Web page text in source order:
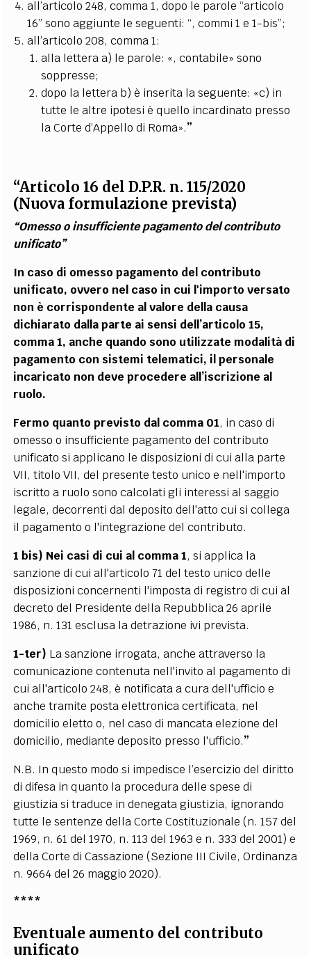
all’articolo 248, comma 1, dopo le parole “articolo
16” sono aggiunte le seguenti: “, commi 1 e 1-bis”;
all’articolo 208, comma 1:
alla lettera a) le parole: «, contabile» sono
soppresse;
dopo la lettera b) è inserita la seguente: «c) in
tutte le altre ipotesi è quello incardinato presso
la Corte d’Appello di Roma».”
“Articolo 16 del D.P.R. n. 115/2020
(Nuova formulazione prevista)
“Omesso o insufficiente pagamento del contributo
unificato”
In caso di omesso pagamento del contributo
unificato, ovvero nel caso in cui l'importo versato
non è corrispondente al valore della causa
dichiarato dalla parte ai sensi dell’articolo 15,
comma 1, anche quando sono utilizzate modalità di
pagamento con sistemi telematici, il personale
incaricato non deve procedere all’iscrizione al
ruolo.
Fermo quanto previsto dal comma 01, in caso di
omesso o insufficiente pagamento del contributo
unificato si applicano le disposizioni di cui alla parte
VII, titolo VII, del presente testo unico e nell'importo
iscritto a ruolo sono calcolati gli interessi al saggio
legale, decorrenti dal deposito dell'attocui si collega
il pagamento o l'integrazione del contributo.
1 bis) Nei casi di cui al comma 1, si applica la
sanzione di cui all'articolo 71 del testo unico delle
disposizioni concernenti l'imposta di registro di cui al
decreto del Presidente della Repubblica 26 aprile
1986, n. 131 esclusa la detrazione ivi prevista.
1-ter) La sanzione irrogata, anche attraverso la
comunicazione contenuta nell'invito al pagamento di
cui all'articolo 248, è notificata a cura dell'ufficioe
anche tramite posta elettronica certificata, nel
domicilio eletto o, nel caso di mancata elezione del
domicilio, mediante deposito presso l'ufficio.”
N.B. In questo modo si impedisce l’esercizio del diritto
di difesa in quanto la procedura delle spese di
giustizia si traduce in denegata giustizia, ignorando
tutte le sentenze della Corte Costituzionale (n. 157 del
1969, n. 61 del 1970, n. 113 del 1963 e n. 333 del 2001) e
della Corte di Cassazione (Sezione III Civile, Ordinanza
n. 9664 del 26 maggio 2020).
****
Eventuale aumento del contributo
unificato